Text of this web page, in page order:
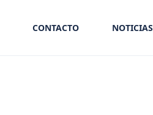
CONTACTO NOTICIAS